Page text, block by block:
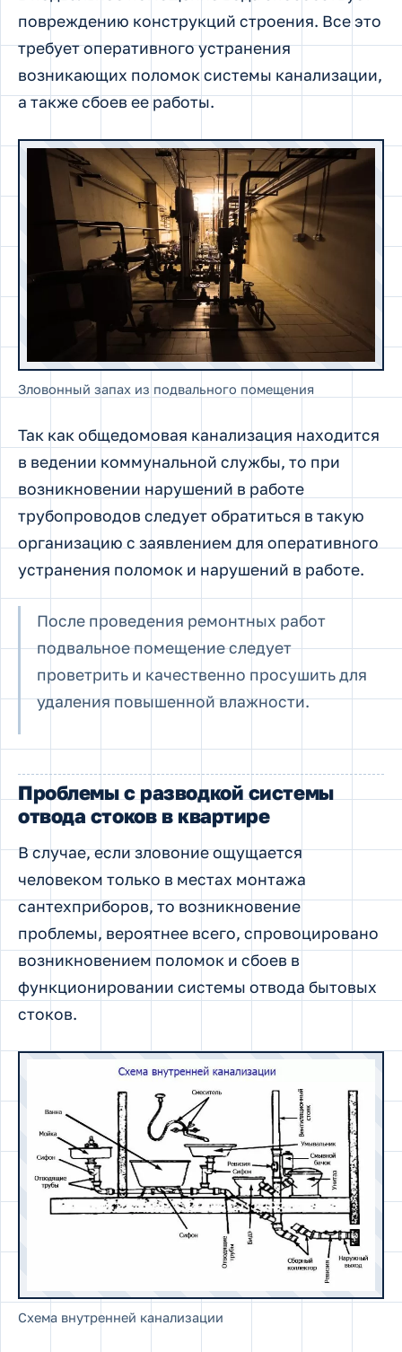
повреждению конструкций строения. Все это
требует оперативного устранения
возникающих поломок системы канализации,
а также сбоев ее работы.
Зловонный запах из подвального помещения
Так как общедомовая канализация находится
в ведении коммунальной службы, то при
возникновении нарушений в работе
трубопроводов следует обратиться в такую
организацию с заявлением для оперативного
устранения поломок и нарушений в работе.
После проведения ремонтных работ
подвальное помещение следует
проветрить и качественно просушить для
удаления повышенной влажности.
Проблемы с разводкой системы
отвода стоков в квартире
В случае, если зловоние ощущается
человеком только в местах монтажа
сантехприборов, то возникновение
проблемы, вероятнее всего, спровоцировано
возникновением поломок и сбоев в
функционировании системы отвода бытовых
стоков.
Схема внутренней канализации